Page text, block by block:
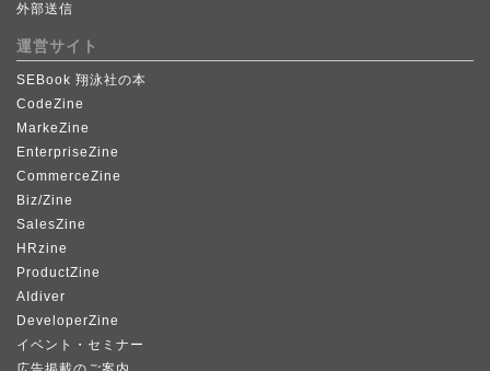
外部送信
運営サイト
SEBook 翔泳社の本
CodeZine
MarkeZine
EnterpriseZine
CommerceZine
Biz/Zine
SalesZine
HRzine
ProductZine
AIdiver
DeveloperZine
イベント・セミナー